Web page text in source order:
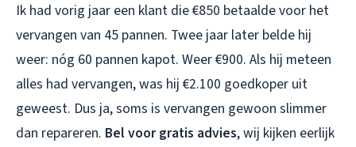
Ik had vorig jaar een klant die €850 betaalde voor het
vervangen van 45 pannen. Twee jaar later belde hij
weer: nóg 60 pannen kapot. Weer €900. Als hij meteen
alles had vervangen, was hij €2.100 goedkoper uit
geweest. Dus ja, soms is vervangen gewoon slimmer
dan repareren. Bel voor gratis advies, wij kijken eerlijk